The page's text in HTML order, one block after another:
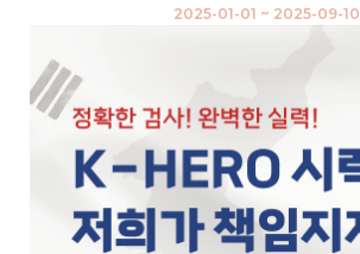
2025-01-01 ~ 2025-09-10